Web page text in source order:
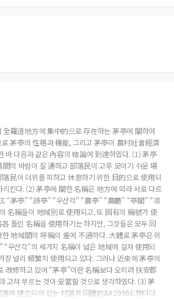
羅道地方에 集中的으로 存在하는 茅亭에 關하여
茅亭의 性格과 機能, 그리고 茅亭이 農村社會經濟
바 다음과 같은 內容의 結論에 到達하였다. (1) 茅亭
의 바람이 잘 通하고 部落民이 고루 모이기 쉬운 場
民이 더위를 피하고 休息하기 위한 目的으로 使用되
킨다. (2) 茅亭에 關한 名稱은 地方에 따라 서로 다르
“茅亭” “詩亭” “우산각” “農亭” “農廳” “亭閣” “凉
名稱들이 地域別로 使用되고, 또 固有의 稱號가 使
틀린 名稱을 使用하기는 하지만, 그것들은 모두 同
地域間의 呼稱의 差에 不過하다. 大體로 茅亭은 위
우산각”의 세가지 名稱이 넓은 地域에 걸쳐 使用되
장 널리 頻繁히 使用되고 있다. 그러나 近來에 茅亭의
改修하고 있어 “茅亭”이란 名稱보다 오히려 扶安郡
고쳐 부르는 것이 妥當할 것으로 생각하였다. (3) 茅
에 建立되어 있는 村落共同體的&#29986;物이다.